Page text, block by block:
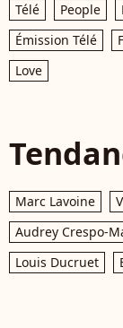
Télé People
Émission Télé
Love
Marc Lavoine
Audrey Crespo-
Louis Ducruet